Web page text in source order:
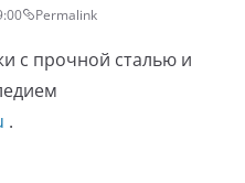
Permalink
с прочной сталью и
.